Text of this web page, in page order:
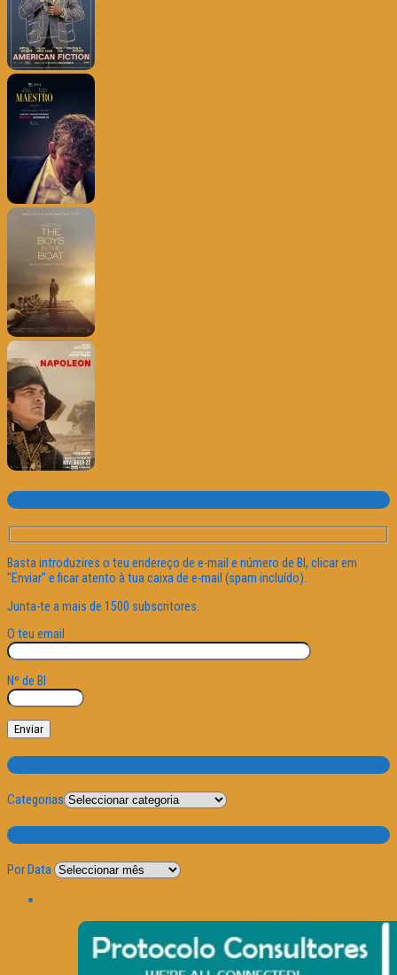
Subscrever o site
Basta introduzires o teu endereço de e-mail e número de BI, clicar em
"Enviar" e ficar atento à tua caixa de e-mail (spam incluído).
Junta-te a mais de 1500 subscritores.
O teu email
Nº de BI
Categorias
Categorias
Por Data
Por Data